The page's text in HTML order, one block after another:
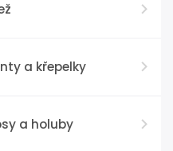
a křepelky
a holuby